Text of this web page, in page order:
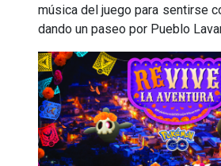
música del juego para sentirse
dando un paseo por Pueblo